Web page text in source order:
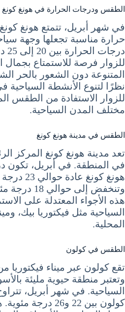
الطقس ودرجات الحرارة في هونغ كونغ
في شهر أبريل، تتمتع هونغ
حرارة مناسبة تجعلها وجهة
للزوار فرصة للاستمتاع بجمال
المتنوعة دون الشعور بالحر
نظرًا لتنوع الأنشطة السياحية
للزوار الاستفادة من الطقس
مختلف المدن السياحية.
الطقس في مدينة هونغ كونغ
تعد مدينة هونغ كونغ المركز
في المنطقة. في أبريل، تكون
هونغ كونغ
وتنخفض إلى
هذه الأجواء المعتدلة على
السياحية مثل فيكتوريا بيك،
المحلية.
الطقس في كولون
تقع كولون عبر ميناء فيكتوريا
وتعتبر منطقة حيوية مليئة
السياحية. في شهر أبريل،
كولون بين 22 و26